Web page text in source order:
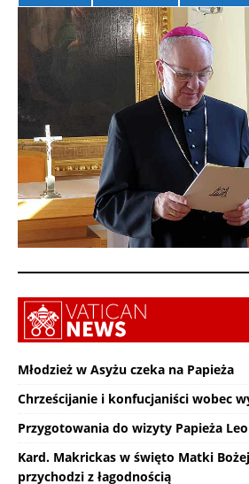
Młodzież w Asyżu czeka na Papieża
Chrześcijanie i konfucjaniści wobec
Przygotowania do wizyty Papieża
Kard. Makrickas w święto Matki
przychodzi z łagodnością